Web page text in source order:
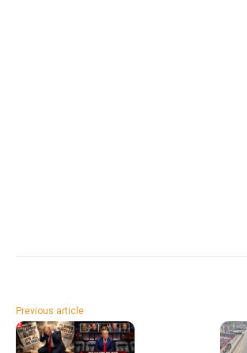
Previous article